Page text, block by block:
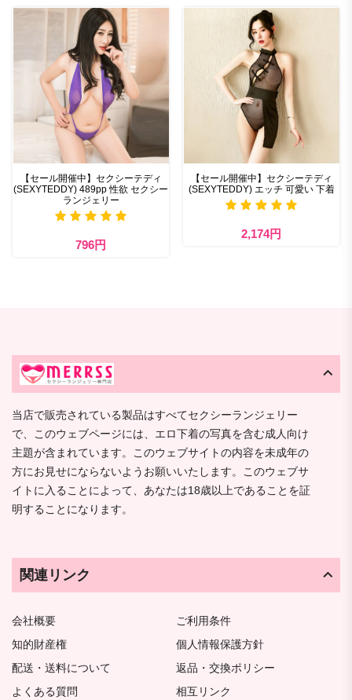
【セール開催中】セクシーテディ
(SEXYTEDDY) 489pp 性欲 セクシー
ランジェリー
796円
【セール開催中】セクシーテディ
(SEXYTEDDY) エッチ 可愛い 下着
2,174円
当店で販売されている製品はすべてセクシーランジェリー
で、このウェブページには、エロ下着の写真を含む成人向け
主題が含まれています。このウェブサイトの内容を未成年の
方にお見せにならないようお願いいたします。このウェブサ
イトに入ることによって、あなたは18歳以上であることを証
明することになります。
関連リンク
会社概要
ご利用条件
知的財産権
個人情報保護方針
配送・送料について
返品・交換ポリシー
よくある質問
相互リンク